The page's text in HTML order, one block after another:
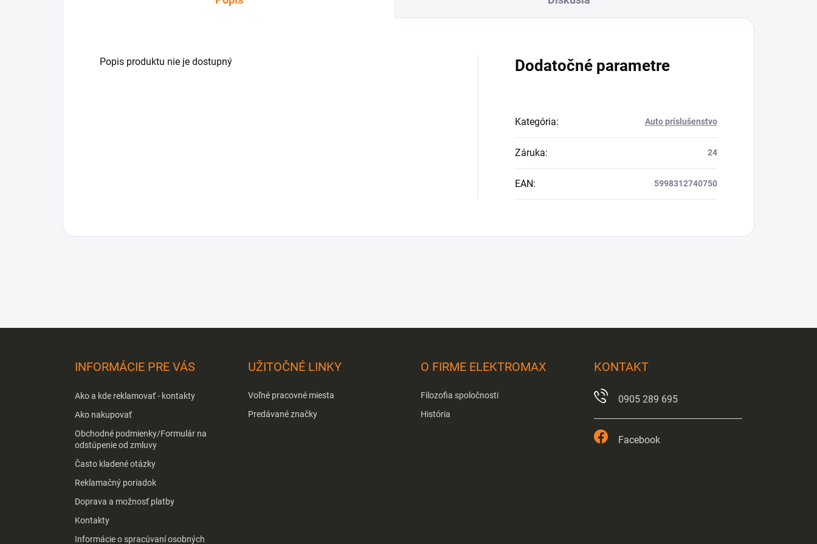
Popis produktu nie je dostupný Dodatočné parametre
Kategória: Auto príslušenstvo
Záruka: 24
EAN: 5998312740750
INFORMÁCIE PRE VÁS
Ako a kde reklamovať - kontakty
Ako nakupovať
Obchodné podmienky/Formulár na
odstúpenie od zmluvy
Často kladené otázky
Reklamačný poriadok
Doprava a možnosť platby
Kontakty
Informácie o spracúvaní osobných
UŽITOČNÉ LINKY
Voľné pracovné miesta
Predávané značky
O FIRME ELEKTROMAX
Filozofia spoločnosti
História
KONTAKT
0905 289 695
Facebook